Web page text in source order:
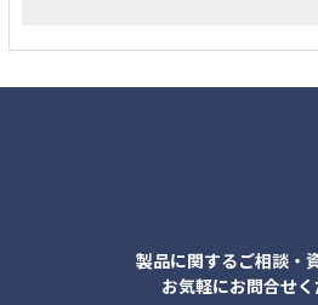
製品に関するご相談・
お気軽にお問合せく